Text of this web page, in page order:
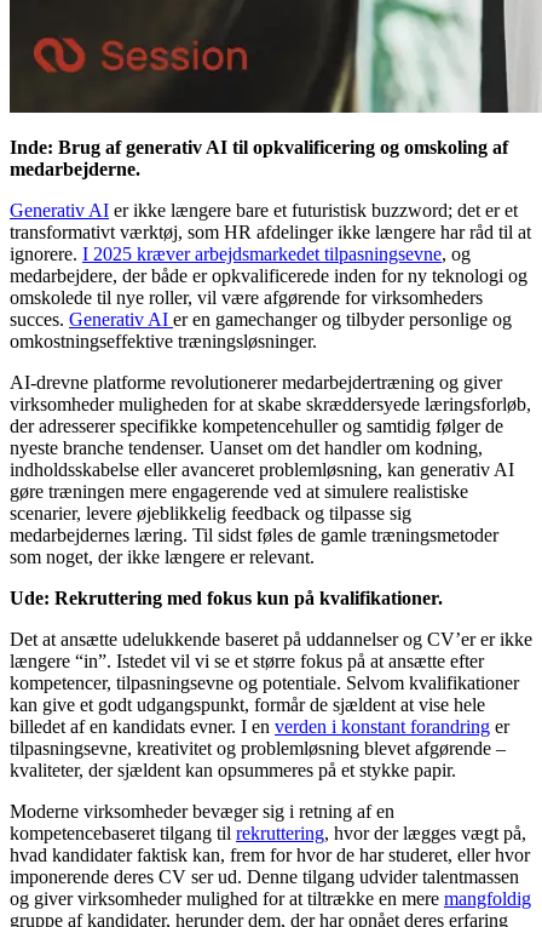
Inde: Brug af generativ AI til opkvalificering og omskoling af
medarbejderne.
Generativ AI er ikke længere bare et futuristisk buzzword; det er et
transformativt værktøj, som HR afdelinger ikke længere har råd til at
ignorere. I 2025 kræver arbejdsmarkedet tilpasningsevne, og
medarbejdere, der både er opkvalificerede inden for ny teknologi og
omskolede til nye roller, vil være afgørende for virksomheders
succes. Generativ AI er en gamechanger og tilbyder personlige og
omkostningseffektive træningsløsninger.
​​AI-drevne platforme revolutionerer medarbejdertræning og giver
virksomheder muligheden for at skabe skræddersyede læringsforløb,
der adresserer specifikke kompetencehuller og samtidig følger de
nyeste branche tendenser. Uanset om det handler om kodning,
indholdsskabelse eller avanceret problemløsning, kan generativ AI
gøre træningen mere engagerende ved at simulere realistiske
scenarier, levere øjeblikkelig feedback og tilpasse sig
medarbejdernes læring. Til sidst føles de gamle træningsmetoder
som noget, der ikke længere er relevant.
Ude: Rekruttering med fokus kun på kvalifikationer.
Det at ansætte udelukkende baseret på uddannelser og CV’er er ikke
længere “in”. Istedet vil vi se et større fokus på at ansætte efter
kompetencer, tilpasningsevne og potentiale. Selvom kvalifikationer
kan give et godt udgangspunkt, formår de sjældent at vise hele
billedet af en kandidats evner. I en verden i konstant forandring er
tilpasningsevne, kreativitet og problemløsning blevet afgørende –
kvaliteter, der sjældent kan opsummeres på et stykke papir.
Moderne virksomheder bevæger sig i retning af en
kompetencebaseret tilgang til rekruttering, hvor der lægges vægt på,
hvad kandidater faktisk kan, frem for hvor de har studeret, eller hvor
imponerende deres CV ser ud. Denne tilgang udvider talentmassen
og giver virksomheder mulighed for at tiltrække en mere mangfoldig
gruppe af kandidater, herunder dem, der har opnået deres erfaring